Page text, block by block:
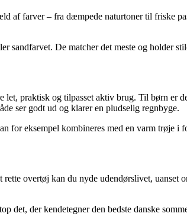
af farver – fra dæmpede naturtoner til friske
sandfarvet. De matcher det meste og holder
praktisk og tilpasset aktiv brug. Til børn
ser godt ud og klarer en pludselig regnbyge.
eksempel kombineres med en varm trøje i
overtøj kan du nyde udendørslivet, uanset
det, der kendetegner den bedste danske